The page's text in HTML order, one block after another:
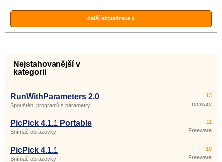
další aktualizace »
Nejstahovanější v
kategorii
RunWithParameters 2.0
Spouštění programů s parametry.
13
Freeware
PicPick 4.1.1 Portable
Snímač obrazovky.
11
Freeware
PicPick 4.1.1
Snímač obrazovky.
10
Freeware